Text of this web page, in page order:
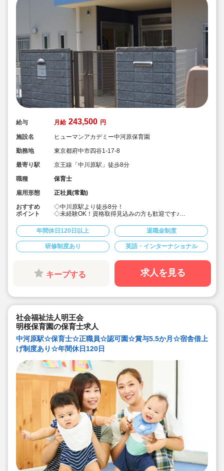
給与 月給 243,500 円
施設名
ヒューマンアカデミー中河原保育園
勤務地
東京都府中市四谷1-17-8
最寄り駅
京王線「中川原駅」徒歩8分
職種
保育士
雇用形態
正社員(常勤)
おすすめ
ポイント
◇中川原駅より徒歩8分！
◇未経験OK！資格取得見込みの方も歓迎です♪
◇賞与年3回，昇給年1回☆
◇年間休日120日！残業・持ち帰り仕事もなく、家庭や
プライベートと両立しやすい♪
◇借上げ社宅制度あり！
ではの福利厚生が多数。
◇ネイルサロンや英会話講座、プロバスケットボールBリ
ーグや各種教育サービスなど割引あり！
◇ベビーマッサージやアートセラピーなど、認定証をも
座を選んで受講できます♪
◇スキルアップを目指したい方にも嬉しいサポート体制
魅力の求人です◎
年間休日120日以上 退職金制度
研修制度あり 英語・インターナショナル
キープする 求人を見る
社会福祉法人明王会
明桜保育園の保育士求人
中河原駅☆保育士☆正職員☆認可園☆賞与5.5か月☆宿舎借上
げ制度あり☆年間休日120日